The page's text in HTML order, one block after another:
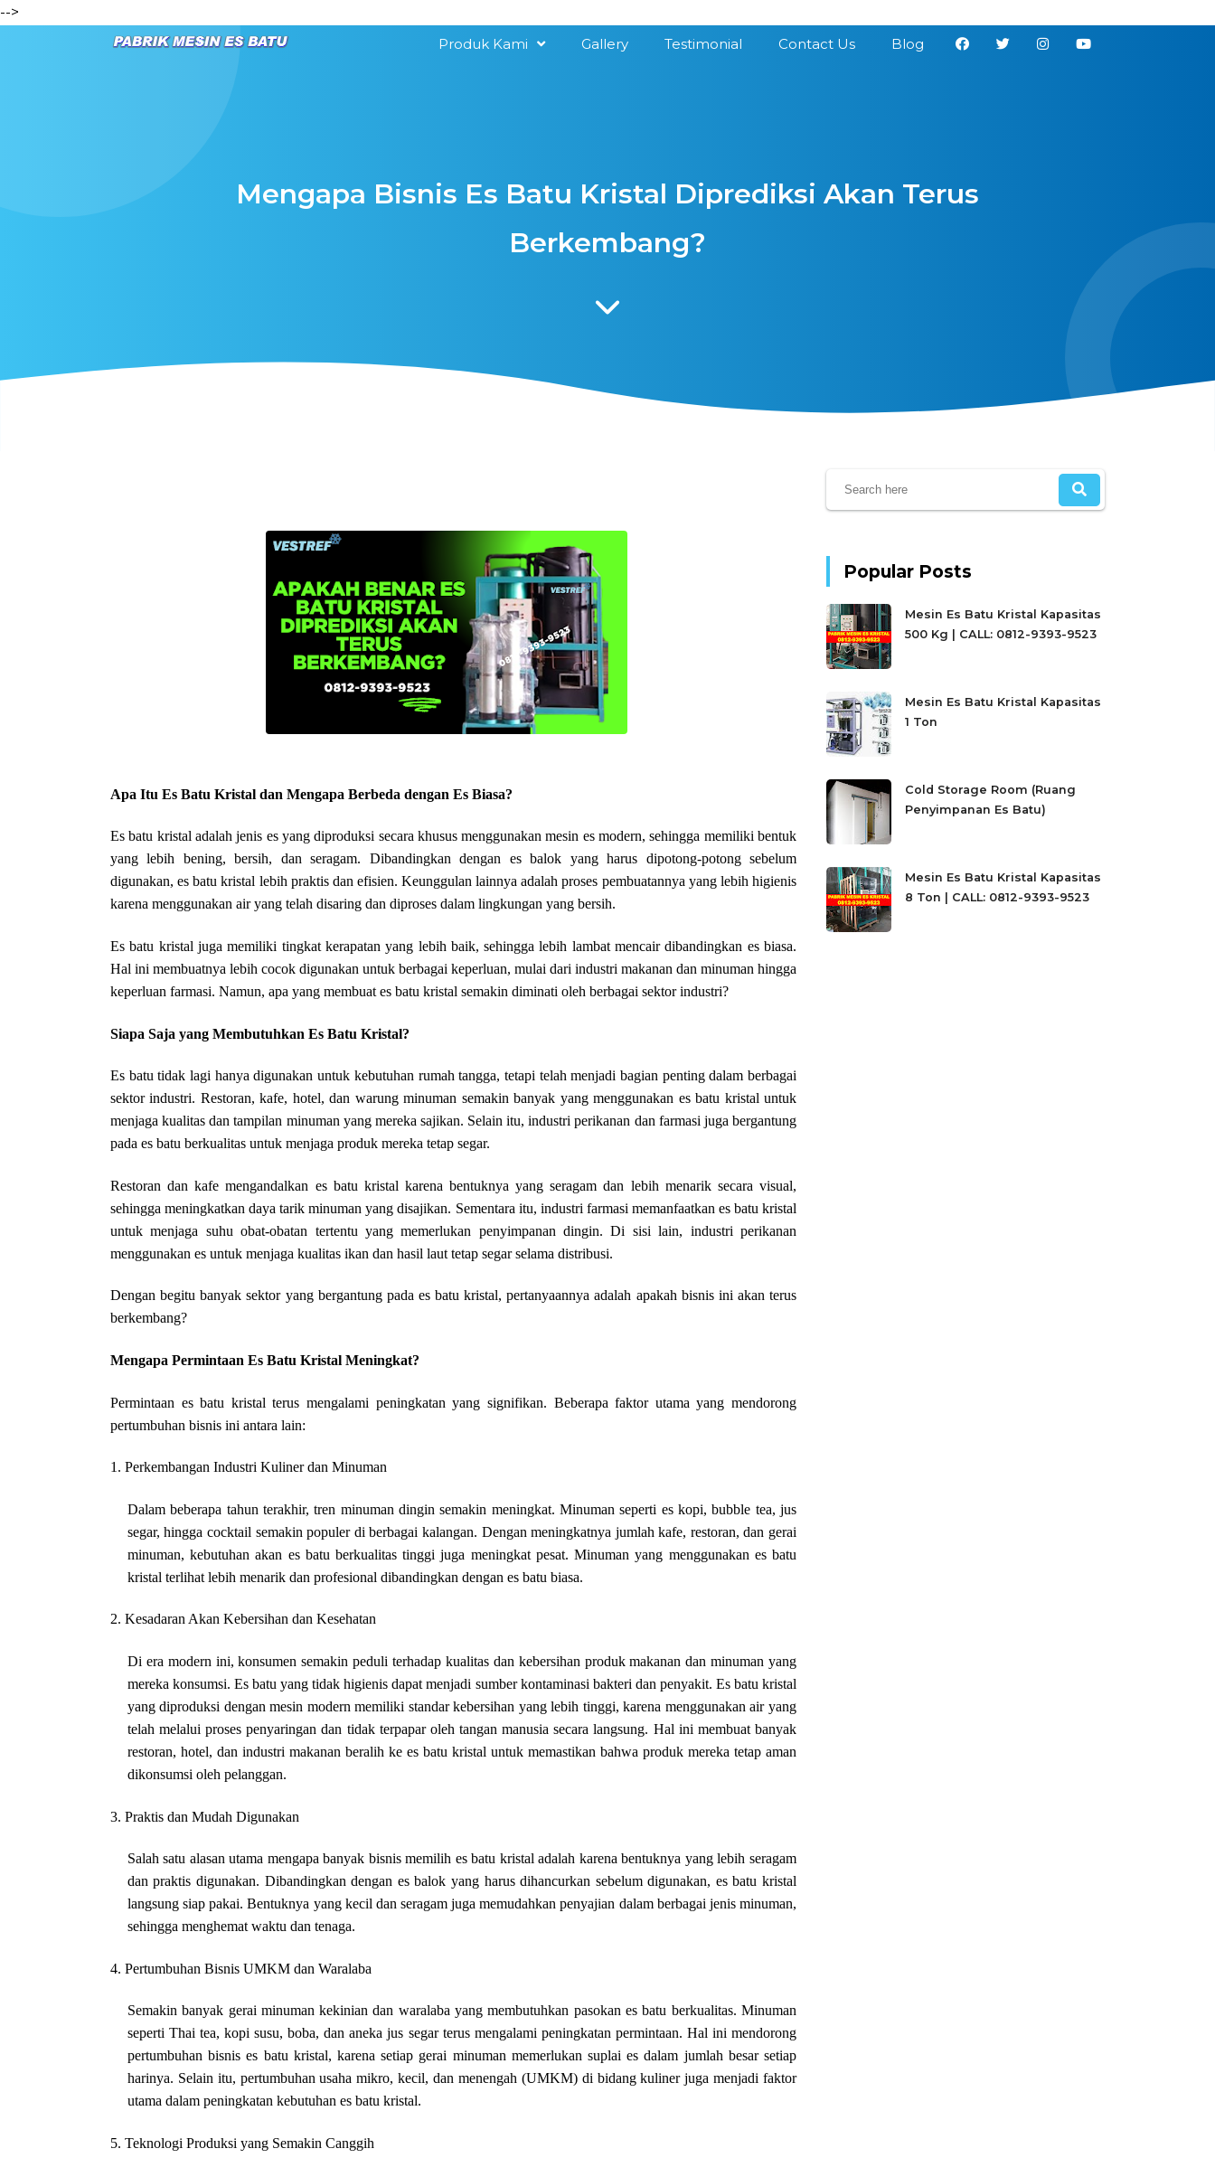
-->
Produk Kami
Gallery Testimonial Contact Us Blog
Mengapa Bisnis Es Batu Kristal Diprediksi Akan Terus
Berkembang?
Apa Itu Es Batu Kristal dan Mengapa Berbeda dengan Es Biasa?
Es batu kristal adalah jenis es yang diproduksi secara khusus menggunakan mesin es modern, sehingga memiliki bentuk
yang lebih bening, bersih, dan seragam. Dibandingkan dengan es balok yang harus dipotong-potong sebelum
digunakan, es batu kristal lebih praktis dan efisien. Keunggulan lainnya adalah proses pembuatannya yang lebih higienis
karena menggunakan air yang telah disaring dan diproses dalam lingkungan yang bersih.
Es batu kristal juga memiliki tingkat kerapatan yang lebih baik, sehingga lebih lambat mencair dibandingkan es biasa.
Hal ini membuatnya lebih cocok digunakan untuk berbagai keperluan, mulai dari industri makanan dan minuman hingga
keperluan farmasi. Namun, apa yang membuat es batu kristal semakin diminati oleh berbagai sektor industri?
Siapa Saja yang Membutuhkan Es Batu Kristal?
Es batu tidak lagi hanya digunakan untuk kebutuhan rumah tangga, tetapi telah menjadi bagian penting dalam berbagai
sektor industri. Restoran, kafe, hotel, dan warung minuman semakin banyak yang menggunakan es batu kristal untuk
menjaga kualitas dan tampilan minuman yang mereka sajikan. Selain itu, industri perikanan dan farmasi juga bergantung
pada es batu berkualitas untuk menjaga produk mereka tetap segar.
Restoran dan kafe mengandalkan es batu kristal karena bentuknya yang seragam dan lebih menarik secara visual,
sehingga meningkatkan daya tarik minuman yang disajikan. Sementara itu, industri farmasi memanfaatkan es batu kristal
untuk menjaga suhu obat-obatan tertentu yang memerlukan penyimpanan dingin. Di sisi lain, industri perikanan
menggunakan es untuk menjaga kualitas ikan dan hasil laut tetap segar selama distribusi.
Dengan begitu banyak sektor yang bergantung pada es batu kristal, pertanyaannya adalah apakah bisnis ini akan terus
berkembang?
Mengapa Permintaan Es Batu Kristal Meningkat?
Permintaan es batu kristal terus mengalami peningkatan yang signifikan. Beberapa faktor utama yang mendorong
pertumbuhan bisnis ini antara lain:
1. Perkembangan Industri Kuliner dan Minuman
Dalam beberapa tahun terakhir, tren minuman dingin semakin meningkat. Minuman seperti es kopi, bubble tea, jus
segar, hingga cocktail semakin populer di berbagai kalangan. Dengan meningkatnya jumlah kafe, restoran, dan gerai
minuman, kebutuhan akan es batu berkualitas tinggi juga meningkat pesat. Minuman yang menggunakan es batu
kristal terlihat lebih menarik dan profesional dibandingkan dengan es batu biasa.
2. Kesadaran Akan Kebersihan dan Kesehatan
Di era modern ini, konsumen semakin peduli terhadap kualitas dan kebersihan produk makanan dan minuman yang
mereka konsumsi. Es batu yang tidak higienis dapat menjadi sumber kontaminasi bakteri dan penyakit. Es batu kristal
yang diproduksi dengan mesin modern memiliki standar kebersihan yang lebih tinggi, karena menggunakan air yang
telah melalui proses penyaringan dan tidak terpapar oleh tangan manusia secara langsung. Hal ini membuat banyak
restoran, hotel, dan industri makanan beralih ke es batu kristal untuk memastikan bahwa produk mereka tetap aman
dikonsumsi oleh pelanggan.
3. Praktis dan Mudah Digunakan
Salah satu alasan utama mengapa banyak bisnis memilih es batu kristal adalah karena bentuknya yang lebih seragam
dan praktis digunakan. Dibandingkan dengan es balok yang harus dihancurkan sebelum digunakan, es batu kristal
langsung siap pakai. Bentuknya yang kecil dan seragam juga memudahkan penyajian dalam berbagai jenis minuman,
sehingga menghemat waktu dan tenaga.
4. Pertumbuhan Bisnis UMKM dan Waralaba
Semakin banyak gerai minuman kekinian dan waralaba yang membutuhkan pasokan es batu berkualitas. Minuman
seperti Thai tea, kopi susu, boba, dan aneka jus segar terus mengalami peningkatan permintaan. Hal ini mendorong
pertumbuhan bisnis es batu kristal, karena setiap gerai minuman memerlukan suplai es dalam jumlah besar setiap
harinya. Selain itu, pertumbuhan usaha mikro, kecil, dan menengah (UMKM) di bidang kuliner juga menjadi faktor
utama dalam peningkatan kebutuhan es batu kristal.
5. Teknologi Produksi yang Semakin Canggih
Popular Posts
Mesin Es Batu Kristal Kapasitas
500 Kg | CALL: 0812-9393-9523
Mesin Es Batu Kristal Kapasitas
1 Ton
Cold Storage Room (Ruang
Penyimpanan Es Batu)
Mesin Es Batu Kristal Kapasitas
8 Ton | CALL: 0812-9393-9523